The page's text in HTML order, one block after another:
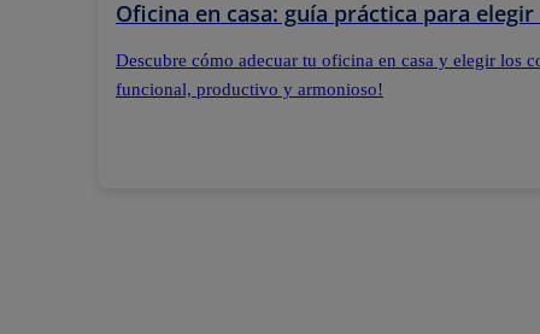
Oficina en casa: guía práctica para
Descubre cómo adecuar tu oficina en casa y elegir los
funcional, productivo y armonioso!